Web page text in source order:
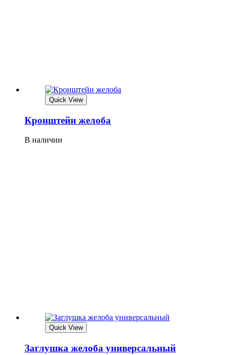
Quick View
Кронштейн желоба
В наличии
Quick View
Заглушка желоба универсальный